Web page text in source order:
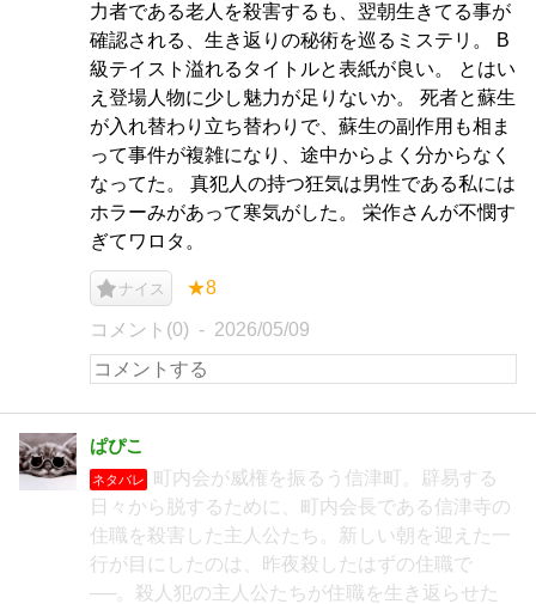
力者である老人を殺害するも、翌朝生きてる事が
確認される、生き返りの秘術を巡るミステリ。 B
級テイスト溢れるタイトルと表紙が良い。 とはい
え登場人物に少し魅力が足りないか。 死者と蘇生
が入れ替わり立ち替わりで、蘇生の副作用も相ま
って事件が複雑になり、途中からよく分からなく
なってた。 真犯人の持つ狂気は男性である私には
ホラーみがあって寒気がした。 栄作さんが不憫す
ぎてワロタ。
ナイス ★8
コメント(0) 2026/05/09
ぱぴこ
ネタバレ
町内会が威権を振るう信津町。辟易する
日々から脱するために、町内会長である信津寺の
住職を殺害した主人公たち。新しい朝を迎えた一
行が目にしたのは、昨夜殺したはずの住職で
──。殺人犯の主人公たちが住職を生き返らせた